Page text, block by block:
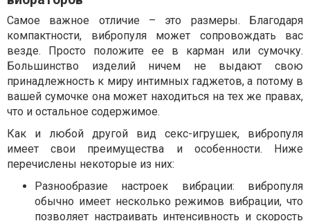
Самое важное отличие – это размеры. Благодаря
компактности, вибропуля может сопровождать вас
везде. Просто положите ее в карман или сумочку.
Большинство изделий ничем не выдают свою
принадлежность к миру интимных гаджетов, а потому в
вашей сумочке она может находиться на тех же правах,
что и остальное содержимое.
Как и любой другой вид секс-игрушек, вибропуля
имеет свои преимущества и особенности. Ниже
перечислены некоторые из них:
Разнообразие настроек вибрации: вибропуля
обычно имеет несколько режимов вибрации, что
позволяет настраивать интенсивность и скорость